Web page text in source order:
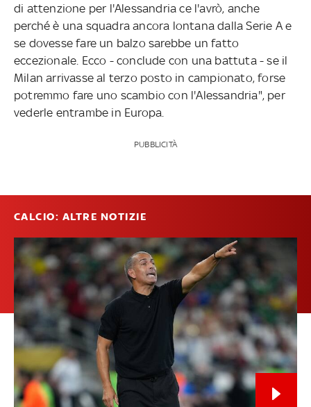
di attenzione per l'Alessandria ce l'avrò, anche
perché è una squadra ancora lontana dalla Serie A e
se dovesse fare un balzo sarebbe un fatto
eccezionale. Ecco - conclude con una battuta - se il
Milan arrivasse al terzo posto in campionato, forse
potremmo fare uno scambio con l'Alessandria", per
vederle entrambe in Europa.
PUBBLICITÀ
CALCIO: ALTRE NOTIZIE